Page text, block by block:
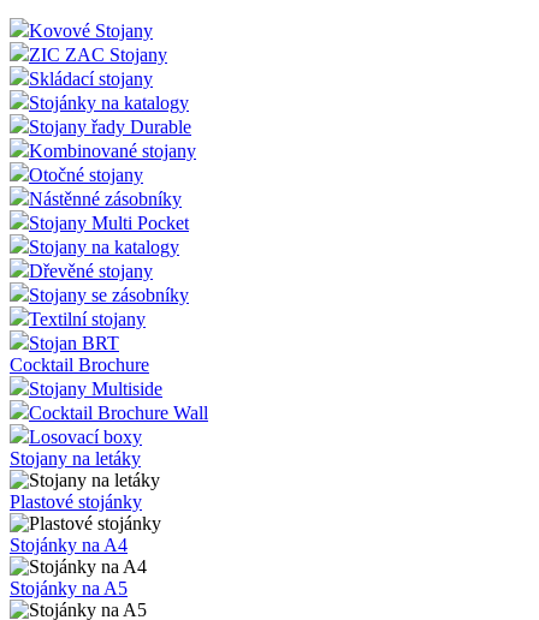
Kovové Stojany
ZIC ZAC Stojany
Skládací stojany
Stojánky na katalogy
Stojany řady Durable
Kombinované stojany
Otočné stojany
Nástěnné zásobníky
Stojany Multi Pocket
Stojany na katalogy
Dřevěné stojany
Stojany se zásobníky
Textilní stojany
Stojan BRT
Cocktail Brochure
Stojany Multiside
Cocktail Brochure Wall
Losovací boxy
Stojany na letáky
Plastové stojánky
Stojánky na A4
Stojánky na A5